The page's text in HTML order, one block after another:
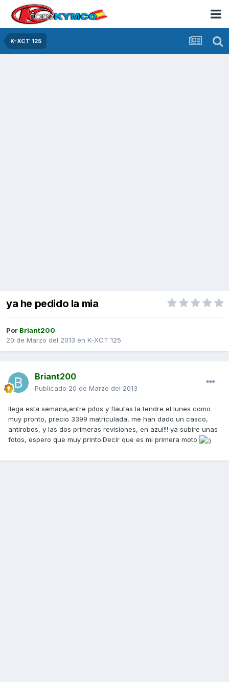
K-XCT 125
ya he pedido la mia
Por Briant200
20 de Marzo del 2013 en K-XCT 125
Briant200
Publicado 20 de Marzo del 2013
llega esta semana,entre pitos y flautas la tendre el lunes como
muy pronto, precio 3399 matriculada, me han dado un casco,
antirobos, y las dos primeras revisiones, en azul!!! ya subire unas
fotos, espero que muy printo.Decir que es mi primera moto